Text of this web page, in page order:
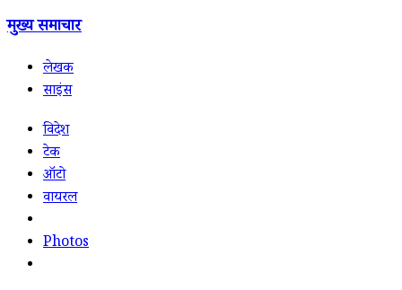
मुख्य समाचार
लेखक
साइंस
विदेश
टेक
ऑटो
वायरल
Photos